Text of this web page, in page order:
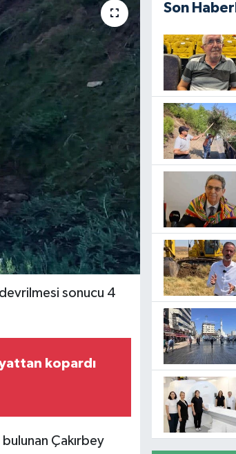
sonucu 4
kopardı
Çakırbey
Son